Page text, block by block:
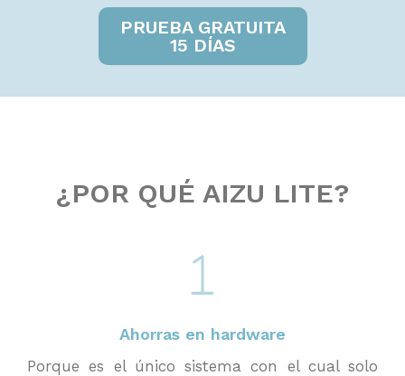
PRUEBA GRATUITA
15 DÍAS
¿POR QUÉ AIZU LITE?
Ahorras en hardware
Porque es el único sistema con el cual solo